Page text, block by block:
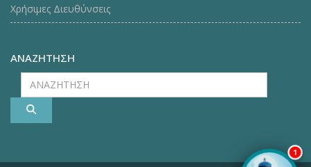
1
Χρήσιμες Διευθύνσεις
ΑΝΑΖΗΤΗΣΗ
ΑΝΑΖΗΤΗΣΗ